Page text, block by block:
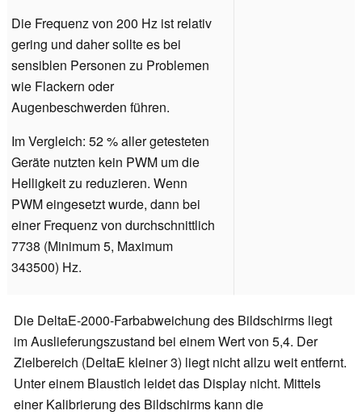
Die Frequenz von 200 Hz ist relativ
gering und daher sollte es bei
sensiblen Personen zu Problemen
wie Flackern oder
Augenbeschwerden führen.
Im Vergleich: 52 % aller getesteten
Geräte nutzten kein PWM um die
Helligkeit zu reduzieren. Wenn
PWM eingesetzt wurde, dann bei
einer Frequenz von durchschnittlich
7738 (Minimum 5, Maximum
343500) Hz.
Die DeltaE-2000-Farbabweichung des Bildschirms liegt
im Auslieferungszustand bei einem Wert von 5,4. Der
Zielbereich (DeltaE kleiner 3) liegt nicht allzu weit entfernt.
Unter einem Blaustich leidet das Display nicht. Mittels
einer Kalibrierung des Bildschirms kann die